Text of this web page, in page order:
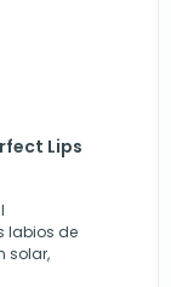
Lips
labios de
solar,